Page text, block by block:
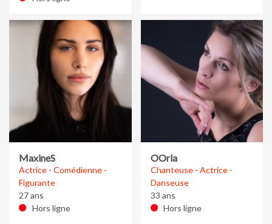
MaxineS
Actrice - Comédienne -
Figurante
27 ans
Hors ligne
OOrla
Chanteuse - Actrice -
Danseuse
33 ans
Hors ligne